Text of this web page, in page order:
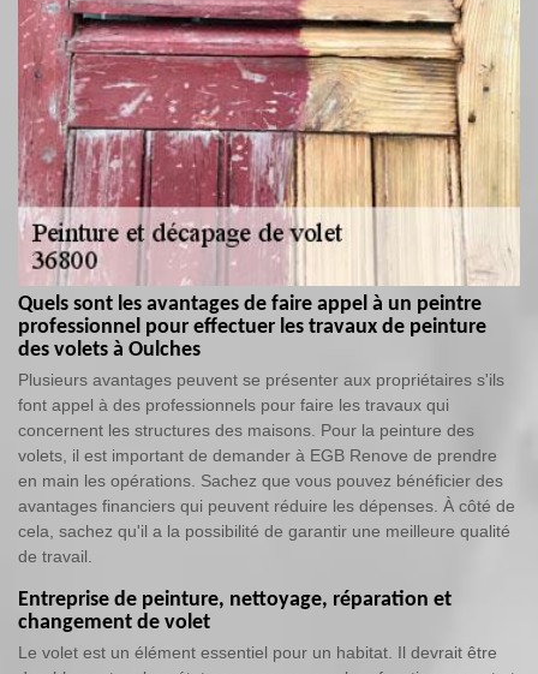
Quels sont les avantages de faire appel à un peintre
professionnel pour effectuer les travaux de peinture
des volets à Oulches
Plusieurs avantages peuvent se présenter aux propriétaires s'ils
font appel à des professionnels pour faire les travaux qui
concernent les structures des maisons. Pour la peinture des
volets, il est important de demander à EGB Renove de prendre
en main les opérations. Sachez que vous pouvez bénéficier des
avantages financiers qui peuvent réduire les dépenses. À côté de
cela, sachez qu'il a la possibilité de garantir une meilleure qualité
de travail.
Entreprise de peinture, nettoyage, réparation et
changement de volet
Le volet est un élément essentiel pour un habitat. Il devrait être